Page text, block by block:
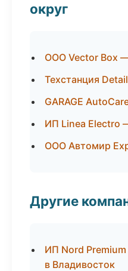
округ
ООО Vector Box
Техстанция
GARAGE
ИП Linea Electro
ООО Автомир
Другие
ИП Nord
в Владивосток